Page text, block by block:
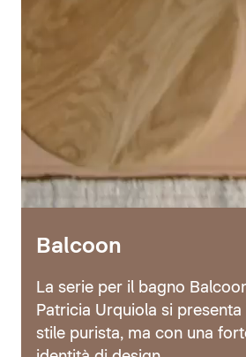
Balcoon
La serie per il bagno
Patricia Urquiola si presenta
stile purista, ma con una